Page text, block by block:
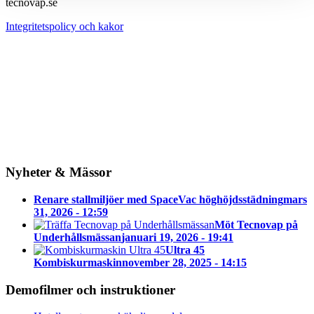
Integritetspolicy och kakor
Nyheter & Mässor
Renare stallmiljöer med SpaceVac höghöjdsstädningmars
31, 2026 - 12:59
Möt Tecnovap på
Underhållsmässanjanuari 19, 2026 - 19:41
Ultra 45
Kombiskurmaskinnovember 28, 2025 - 14:15
Demofilmer och instruktioner